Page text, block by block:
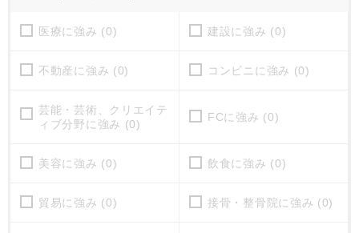
医療に強み (0) 建設に強み (0)
不動産に強み (0) コンビニに強み (0)
芸能・芸術、クリエイテ
ィブ分野に強み (0)
FCに強み (0)
美容に強み (0) 飲食に強み (0)
貿易に強み (0) 接骨・整骨院に強み (0)